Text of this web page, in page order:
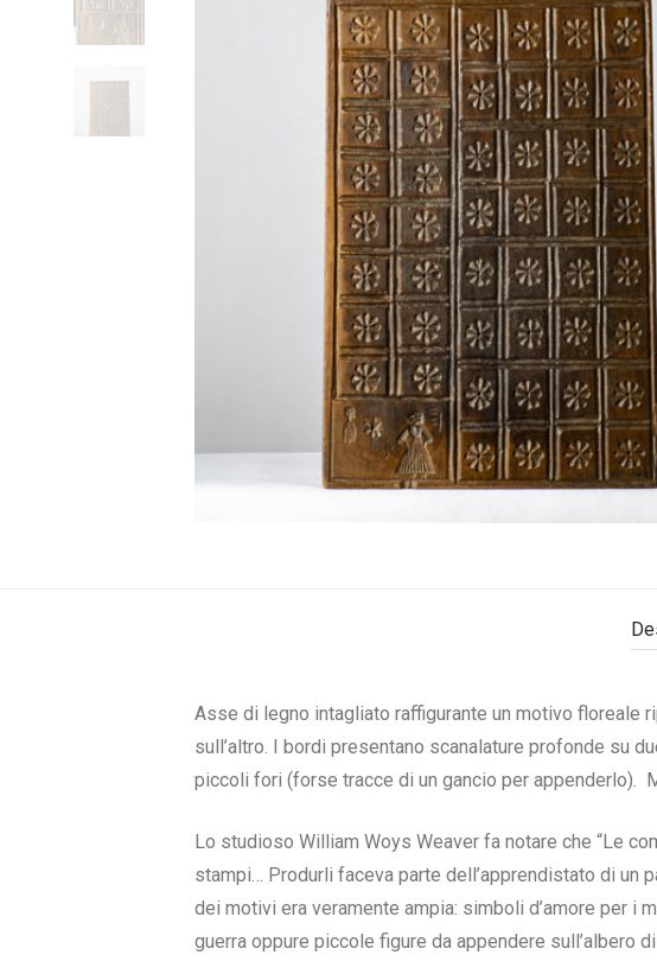
Asse di legno intagliato raffigurante un motivo floreale
sull’altro. I bordi presentano scanalature profonde su
piccoli fori (forse tracce di un gancio per appenderlo).
Lo studioso William Woys Weaver fa notare che “Le
stampi… Produrli faceva parte dell’apprendistato di un
dei motivi era veramente ampia: simboli d’amore per i
guerra oppure piccole figure da appendere sull’albero